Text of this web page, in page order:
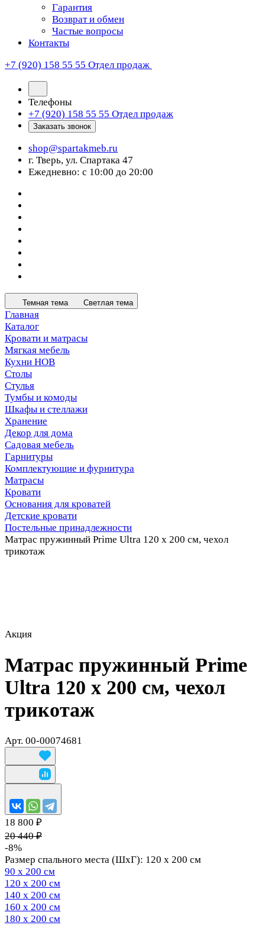
Гарантия
Возврат и обмен
Частые вопросы
Контакты
+7 (920) 158 55 55 Отдел продаж
Телефоны
+7 (920) 158 55 55 Отдел продаж
Заказать звонок
shop@spartakmeb.ru
г. Тверь, ул. Спартака 47
Ежедневно: с 10:00 до 20:00
Темная тема Светлая тема
Главная
Каталог
Кровати и матрасы
Мягкая мебель
Кухни НОВ
Столы
Стулья
Тумбы и комоды
Шкафы и стеллажи
Хранение
Декор для дома
Садовая мебель
Гарнитуры
Комплектующие и фурнитура
Матрасы
Кровати
Основания для кроватей
Детские кровати
Постельные принадлежности
Матрас пружинный Prime Ultra 120 х 200 см, чехол
трикотаж
Акция
Матрас пружинный Prime
Ultra 120 х 200 см, чехол
трикотаж
Арт. 00-00074681
18 800 ₽
20 440 ₽
-8%
Размер спального места (ШхГ): 120 х 200 см
90 х 200 см
120 х 200 см
140 х 200 см
160 х 200 см
180 х 200 см